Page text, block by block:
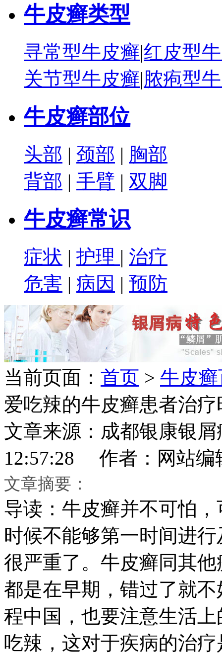
牛皮癣类型
寻常型牛皮癣|红皮型
关节型牛皮癣|脓疱型
牛皮癣部位
头部 | 颈部 | 胸部
背部 | 手臂 | 双脚
牛皮癣常识
症状 | 护理 | 治疗
危害 | 病因 | 预防
当前页面： 首页 > 牛皮
爱吃辣的牛皮癣患者治
文章来源：成都银康银
12:57:28 作者：网站编
文章摘要：
导读：牛皮癣并不可怕
时候不能够第一时间进
很严重了。牛皮癣同其
都是在早期，错过了就
程中国，也要注意生活
吃辣，这对于疾病的治